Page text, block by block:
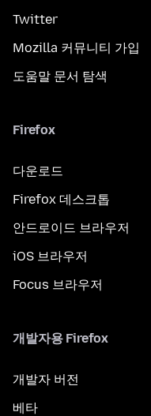
Twitter
Mozilla 커뮤니티 가입
도움말 문서 탐색
Firefox
다운로드
Firefox 데스크톱
안드로이드 브라우저
iOS 브라우저
Focus 브라우저
개발자용 Firefox
개발자 버전
베타